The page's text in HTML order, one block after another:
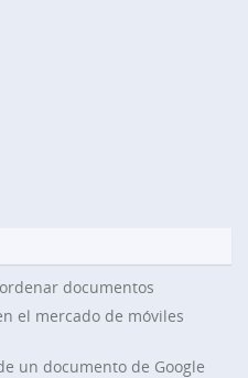
documentos
el mercado de móviles
un documento de Google